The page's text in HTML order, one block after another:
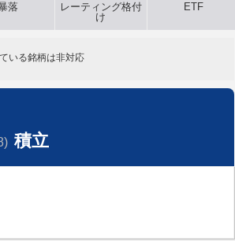
落
レーティング格付
け
ETF
いる銘柄は非対応
積立